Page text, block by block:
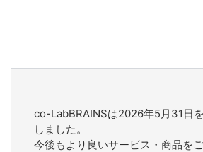
co-LabBRAINSは2026年5月31日
しました。
今後もより良いサービス・商品を